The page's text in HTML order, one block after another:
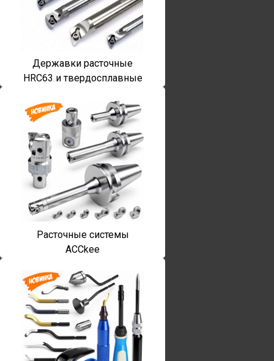
Державки расточные
HRC63 и твердосплавные
Расточные системы
ACCkee